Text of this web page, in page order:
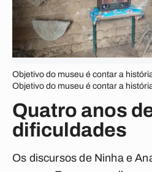
Objetivo do museu é contar a
Objetivo do museu é contar a
Quatro anos
dificuldades
Os discursos de Ninha e